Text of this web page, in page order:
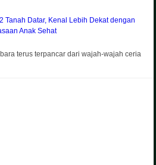
Tanah Datar, Kenal Lebih Dekat dengan
Anak Sehat
terus terpancar dari wajah-wajah ceria